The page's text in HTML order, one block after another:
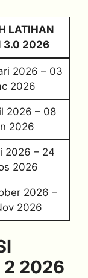
LATIHAN
3.0 2026
2026 – 03
2026
2026 – 08
2026
2026 – 24
2026
2026 –
2026
2 2026